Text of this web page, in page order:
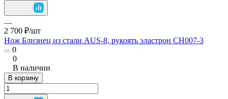
2 700 ₽/шт
Нож Близнец из стали AUS-8, рукоять эластрон CH007-3
0
0
В наличии
В корзину